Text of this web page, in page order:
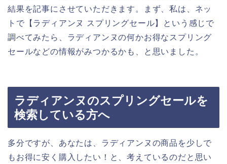
結果を記事にさせていただきます。まず、私は、ネッ
トで【ラディアンヌ スプリングセール】という感じで
調べてみたら、ラディアンヌの何かお得なスプリング
セールなどの情報がみつかるかも、と思いました。
ラディアンヌのスプリングセールを
検索している方へ
多分ですが、あなたは、ラディアンヌの商品を少しで
もお得に安く購入したい！と、考えているのだと思い